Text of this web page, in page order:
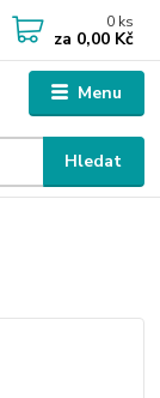
Menu
Hledat
0 ks
za 0,00 Kč